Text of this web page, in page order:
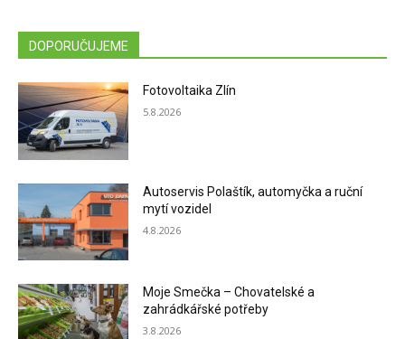
DOPORUČUJEME
Fotovoltaika Zlín
5.8.2026
Autoservis Polaštík, automyčka a ruční
mytí vozidel
4.8.2026
Moje Smečka – Chovatelské a
zahrádkářské potřeby
3.8.2026